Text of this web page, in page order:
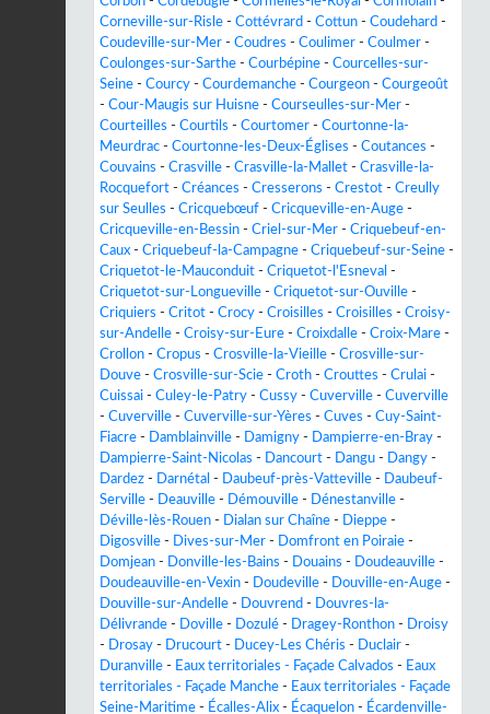
Corneville-sur-Risle - Cottévrard - Cottun - Coudehard -
Coudeville-sur-Mer - Coudres - Coulimer - Coulmer -
Coulonges-sur-Sarthe - Courbépine - Courcelles-sur-
Seine - Courcy - Courdemanche - Courgeon - Courgeoût
- Cour-Maugis sur Huisne - Courseulles-sur-Mer -
Courteilles - Courtils - Courtomer - Courtonne-la-
Meurdrac - Courtonne-les-Deux-Églises - Coutances -
Couvains - Crasville - Crasville-la-Mallet - Crasville-la-
Rocquefort - Créances - Cresserons - Crestot - Creully
sur Seulles - Cricquebœuf - Cricqueville-en-Auge -
Cricqueville-en-Bessin - Criel-sur-Mer - Criquebeuf-en-
Caux - Criquebeuf-la-Campagne - Criquebeuf-sur-Seine -
Criquetot-le-Mauconduit - Criquetot-l'Esneval -
Criquetot-sur-Longueville - Criquetot-sur-Ouville -
Criquiers - Critot - Crocy - Croisilles - Croisilles - Croisy-
sur-Andelle - Croisy-sur-Eure - Croixdalle - Croix-Mare -
Crollon - Cropus - Crosville-la-Vieille - Crosville-sur-
Douve - Crosville-sur-Scie - Croth - Crouttes - Crulai -
Cuissai - Culey-le-Patry - Cussy - Cuverville - Cuverville
- Cuverville - Cuverville-sur-Yères - Cuves - Cuy-Saint-
Fiacre - Damblainville - Damigny - Dampierre-en-Bray -
Dampierre-Saint-Nicolas - Dancourt - Dangu - Dangy -
Dardez - Darnétal - Daubeuf-près-Vatteville -
Daubeuf-
Serville - Deauville - Démouville - Dénestanville -
Déville-lès-Rouen - Dialan sur Chaîne - Dieppe -
Digosville - Dives-sur-Mer - Domfront en Poiraie -
Domjean - Donville-les-Bains - Douains - Doudeauville -
Doudeauville-en-Vexin - Doudeville - Douville-en-Auge -
Douville-sur-Andelle - Douvrend -
Douvres-la-
Délivrande - Doville - Dozulé - Dragey-Ronthon -
Droisy
-
Drosay - Drucourt - Ducey-Les Chéris - Duclair -
Duranville - Eaux territoriales - Façade Calvados - Eaux
territoriales - Façade Manche - Eaux territoriales - Façade
Seine-Maritime - Écalles-Alix - Écaquelon - Écardenville-